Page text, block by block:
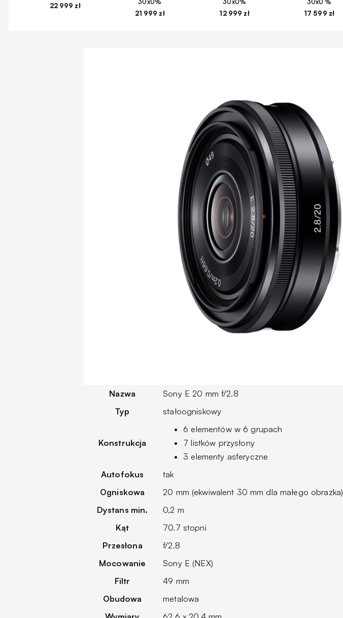
22 999 zł
21 999 zł
12 999 zł
17 599 zł
Nazwa
Sony E 20 mm f/2.8
Typ
stałoogniskowy
Konstrukcja
6 elementów w 6 grupach
7 listków przysłony
3 elementy asferyczne
Autofokus
tak
Ogniskowa
20 mm (ekwiwalent 30 mm dla małego obrazka)
Dystans min.
0,2 m
Kąt
70.7 stopni
Przesłona
f/2.8
Mocowanie
Sony E (NEX)
Filtr
49 mm
Obudowa
metalowa